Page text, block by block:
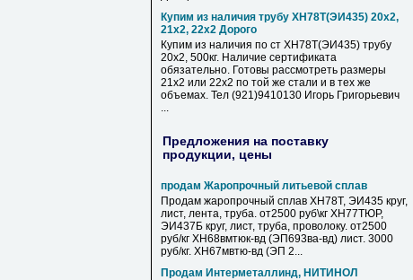
Купим из наличия трубу ХН78Т(ЭИ435) 20х2,
21х2, 22х2 Дорого
Купим из наличия по ст ХН78Т(ЭИ435) трубу
20х2, 500кг. Наличие сертификата
обязательно. Готовы рассмотреть размеры
21х2 или 22х2 по той же стали и в тех же
объемах. Тел (921)9410130 Игорь Григорьевич
...
Предложения на поставку
продукции, цены
продам Жаропрочный литьевой сплав
Продам жаропрочный сплав ХН78Т, ЭИ435 круг,
лист, лента, труба. от2500 руб\кг ХН77ТЮР,
ЭИ437Б круг, лист, труба, проволоку. от2500
руб/кг ХН68вмтюк-вд (ЭП693ва-вд) лист. 3000
руб/кг. ХН67мвтю-вд (ЭП 2...
Продам Интерметаллинд, НИТИНОЛ